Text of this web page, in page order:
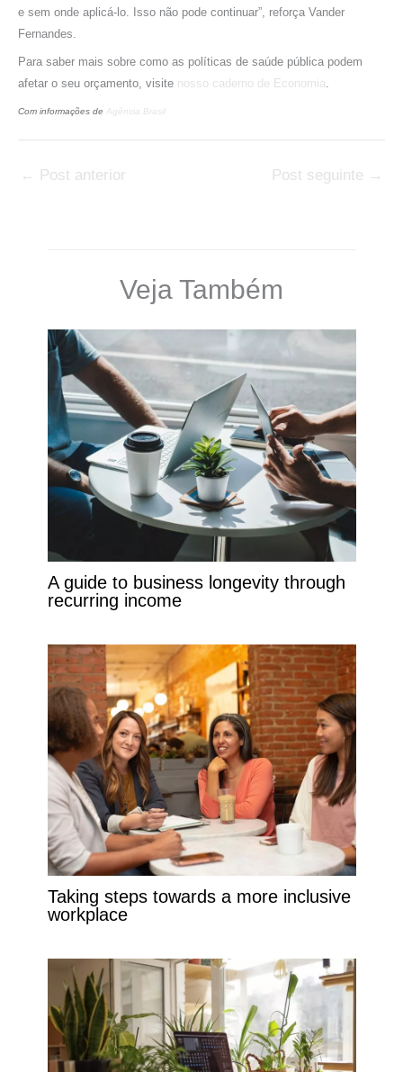
e sem onde aplicá-lo. Isso não pode continuar”, reforça Vander
Fernandes.
Para saber mais sobre como as políticas de saúde pública podem
afetar o seu orçamento, visite nosso caderno de Economia
Com informações de Agência Brasil
← Post anterior Post seguinte →
Veja Também
A guide to business longevity through
recurring income
Taking steps towards a more inclusive
workplace